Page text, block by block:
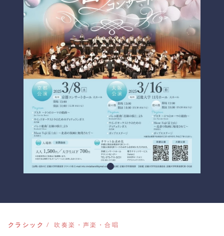
クラシック 吹奏楽・声楽・合唱